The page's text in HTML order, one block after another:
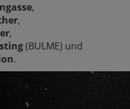
,
,
,
(BULME) und
.